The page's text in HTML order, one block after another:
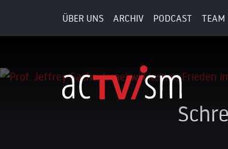
ÜBER UNS ARCHIV PODCAST TEAM
11. April 2026